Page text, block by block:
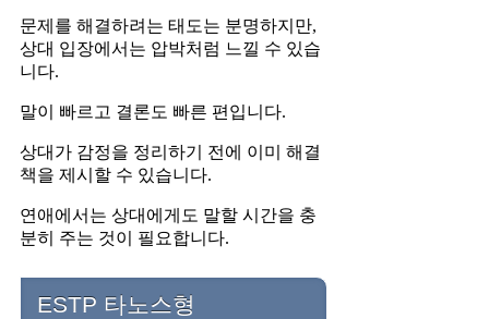
문제를 해결하려는 태도는 분명하지만,
상대 입장에서는 압박처럼 느낄 수 있습
니다.
말이 빠르고 결론도 빠른 편입니다.
상대가 감정을 정리하기 전에 이미 해결
책을 제시할 수 있습니다.
연애에서는 상대에게도 말할 시간을 충
분히 주는 것이 필요합니다.
ESTP 타노스형